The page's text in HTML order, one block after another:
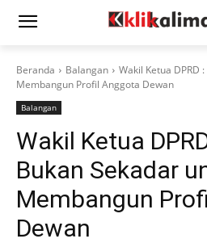
Beranda Balangan
Wakil Ketua DPRD
Membangun Profil Anggota Dewan
Balangan
Wakil Ketua
Bukan Sekadar
Membangun
Dewan